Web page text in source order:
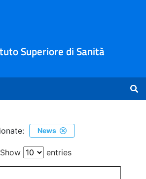
Superiore di Sanità
News
Show entries